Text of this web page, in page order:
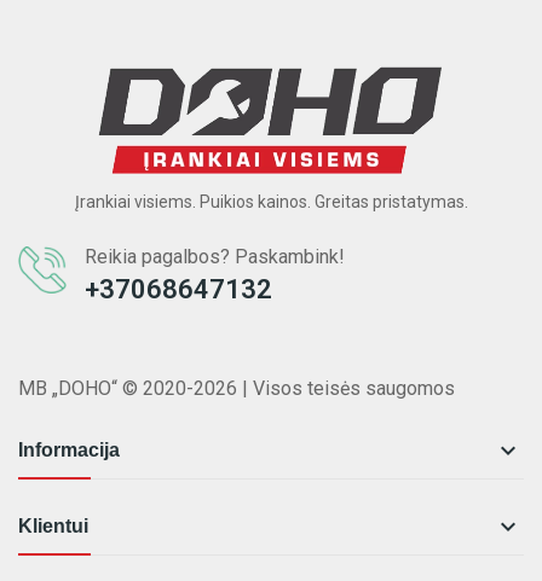
Įrankiai visiems. Puikios kainos. Greitas pristatymas.
Reikia pagalbos? Paskambink!
+37068647132
MB „DOHO“ © 2020-2026 | Visos teisės saugomos
Informacija 
Klientui 